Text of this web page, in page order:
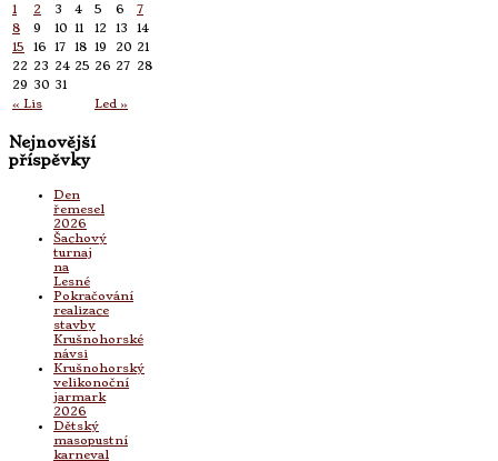
« Lis Led »
1 2 3 4 5 6
7
8
9 10 11 12 13
14
15
16 17 18 19 20 21
22 23 24 25 26 27 28
29 30 31
Nejnovější
příspěvky
Den
řemesel
2026
Šachový
turnaj
na
Lesné
Pokračování
realizace
stavby
Krušnohorské
návsi
Krušnohorský
velikonoční
jarmark
2026
Dětský
masopustní
karneval